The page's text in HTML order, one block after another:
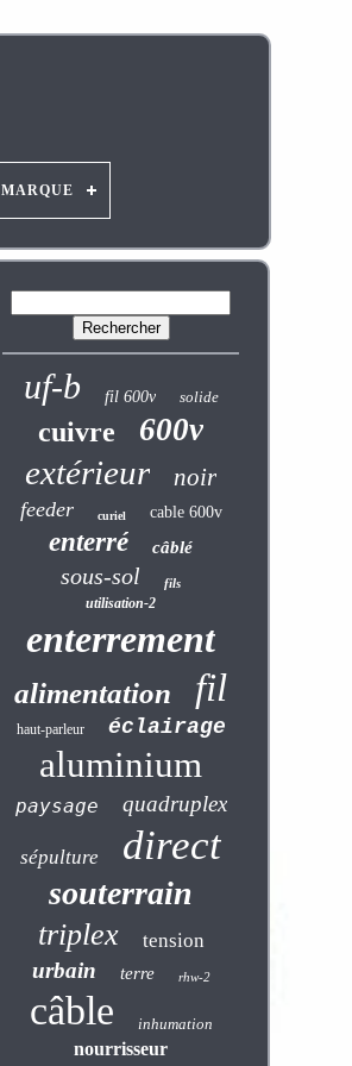
MARQUE
uf-b fil 600v solide
cuivre 600v
extérieur noir
feeder curiel cable 600v
enterré câblé
sous-sol fils
utilisation-2
enterrement
alimentation fil
haut-parleur éclairage
aluminium
paysage quadruplex
sépulture direct
souterrain
triplex tension
urbain terre rhw-2
câble inhumation
nourrisseur